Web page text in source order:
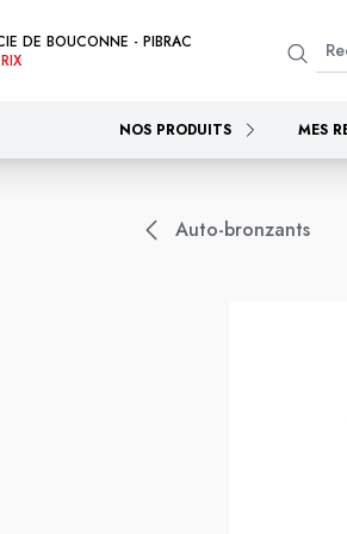
DE BOUCONNE - PIBRAC
NOS PRODUITS MES
Auto-bronzants